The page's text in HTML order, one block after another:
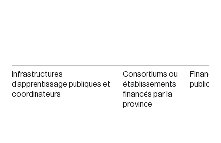
Infrastructures
d’apprentissage publiques et
coordinateurs
Consortiums ou
établissements
financés par la
province
public